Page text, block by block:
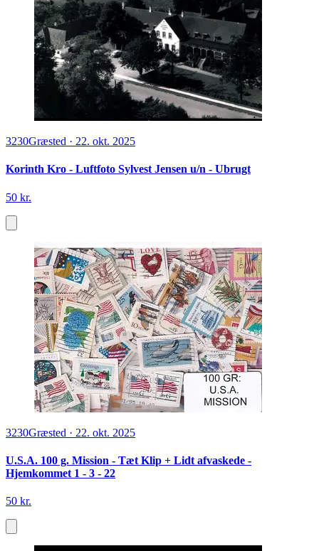
3230Græsted · 22. okt. 2025
Korinth Kro - Luftfoto Sylvest Jensen u/n - Ubrugt
50 kr.
3230Græsted · 22. okt. 2025
U.S.A. 100 g. Mission - Tæt Klip + Lidt afvaskede -
Hjemkommet 1 - 3 - 22
50 kr.